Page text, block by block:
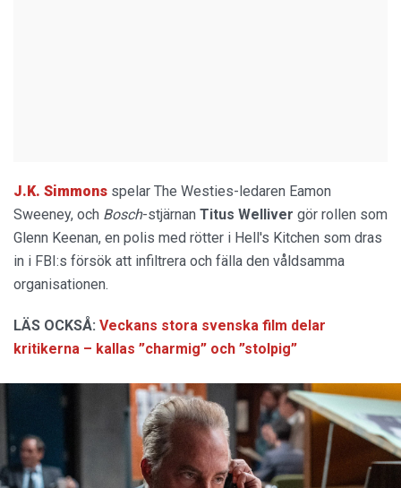
J.K. Simmons spelar The Westies-ledaren Eamon
Sweeney, och Bosch-stjärnan Titus Welliver gör rollen som
Glenn Keenan, en polis med rötter i Hell's Kitchen som dras
in i FBI:s försök att infiltrera och fälla den våldsamma
organisationen.
LÄS OCKSÅ: Veckans stora svenska film delar
kritikerna – kallas ”charmig” och ”stolpig”